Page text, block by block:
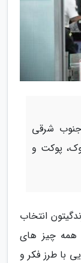
جنوب شرقی
پوکت و
انتخاب
همه چیز های
با طرز فکر و